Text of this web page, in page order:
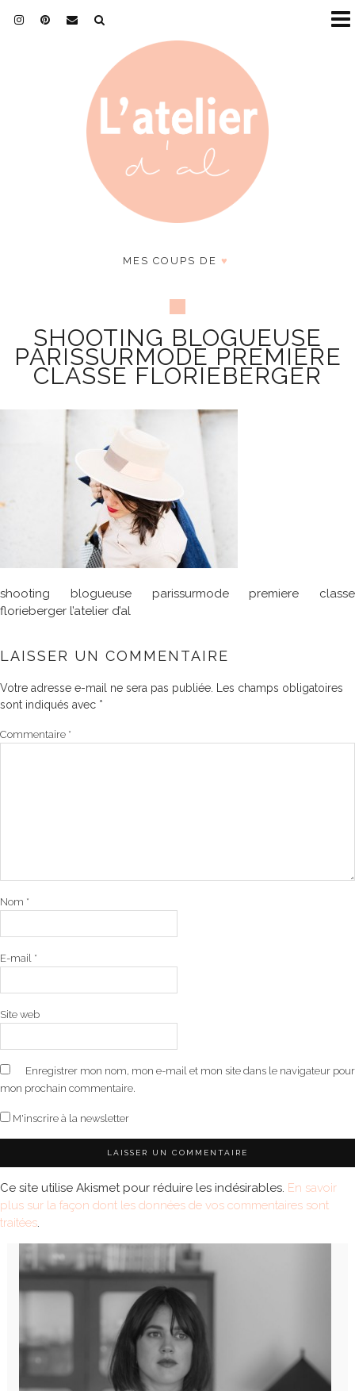
MES COUPS DE ♥
SHOOTING BLOGUEUSE
PARISSURMODE PREMIERE
CLASSE FLORIEBERGER
shooting blogueuse parissurmode premiere classe
florieberger l’atelier d’al
LAISSER UN COMMENTAIRE
Votre adresse e-mail ne sera pas publiée.
Les champs obligatoires
sont indiqués avec *
Commentaire *
Nom *
E-mail *
Site web
Enregistrer mon nom, mon e-mail et mon site dans le navigateur pour
mon prochain commentaire.
M'inscrire à la newsletter
Ce site utilise Akismet pour réduire les indésirables. En savoir
plus sur la façon dont les données de vos commentaires sont
traitées.